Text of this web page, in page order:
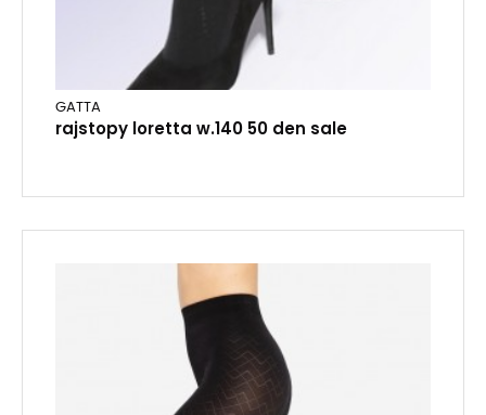
GATTA
rajstopy loretta w.140 50 den sale